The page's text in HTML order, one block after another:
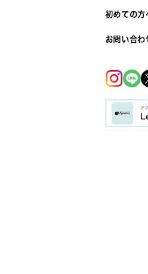
初めての方
お問い合わ